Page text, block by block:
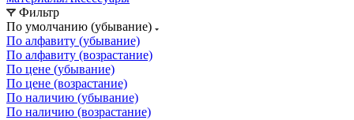
Фильтр
По умолчанию (убывание)
По алфавиту (убывание)
По алфавиту (возрастание)
По цене (убывание)
По цене (возрастание)
По наличию (убывание)
По наличию (возрастание)